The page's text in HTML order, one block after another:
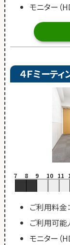
モニター（
４Ｆミーテ
7 8 9 10 11
ご利用料金
ご利用可能
モニター（